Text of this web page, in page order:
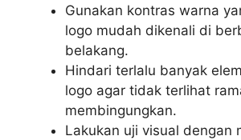
Gunakan kontras warna
logo mudah dikenali di
belakang.
Hindari terlalu banyak
logo agar tidak terlihat
membingungkan.
Lakukan uji visual dengan